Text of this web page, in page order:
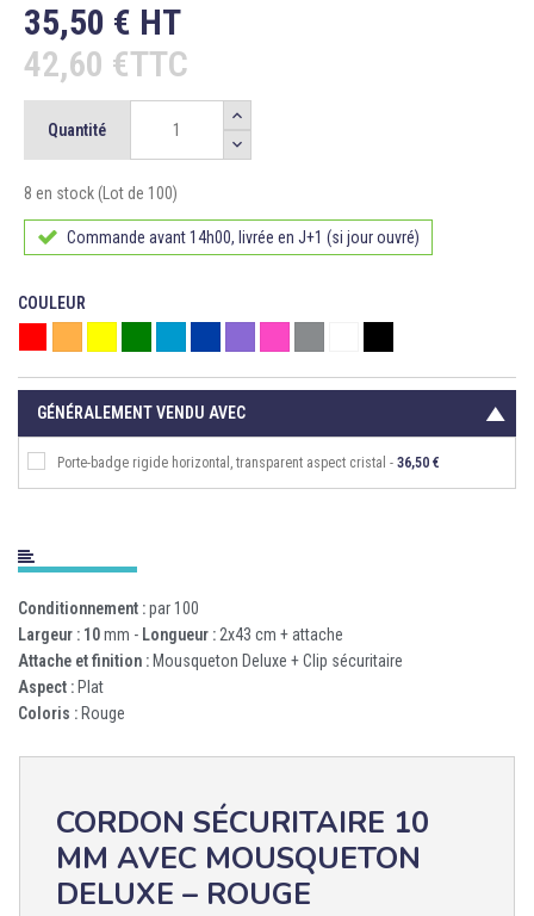
35,50 € HT
42,60 €TTC
Quantité
8 en stock (Lot de 100)
Commande avant 14h00, livrée en J+1 (si jour ouvré)
COULEUR
GÉNÉRALEMENT VENDU AVEC
Porte-badge rigide horizontal, transparent aspect cristal - 36,50 €
Conditionnement :par 100
Largeur : 10mm - Longueur : 2x43 cm + attache
Attache et finition : Mousqueton Deluxe + Clip sécuritaire
Aspect : Plat
Coloris : Rouge
CORDON SÉCURITAIRE 10
MM AVEC MOUSQUETON
DELUXE – ROUGE